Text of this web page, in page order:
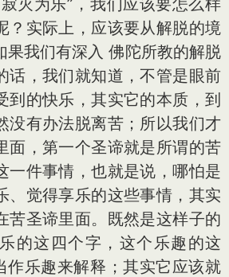
灭为乐”，我们应该要怎么样
？实际上，应该要从解脱的境
果我们有深入 佛陀所教的解脱
话，我们就知道，不管是眼前
到的快乐，其实它的本质，到
没有办法脱离苦；所以我们才
面，第一个圣谛就是所谓的苦
一件事情，也就是说，哪怕是
、觉得享乐的这些事情，其实
苦圣谛里面。既然是这样子的
的这四个字，这个乐趣的这
作乐趣来解释；其实它应该就